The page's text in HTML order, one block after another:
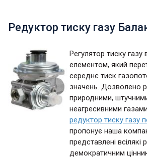
Редуктор тиску газу
Регулятор тиску газу
елементом, який
середнє тиск
значень. Дозволено
природними,
неагресивними
редуктор тиску газу
пропонує наша
представлені всілякі
демократичним